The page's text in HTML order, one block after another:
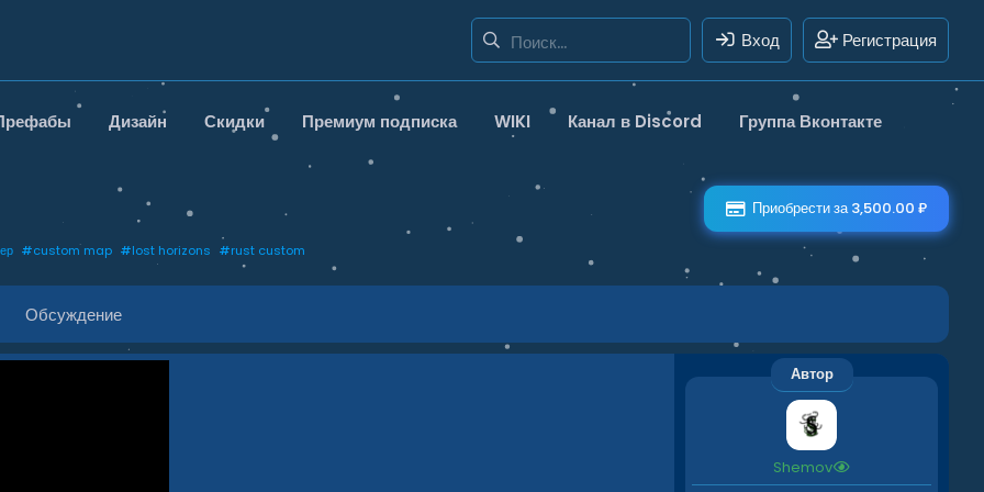
Вход Регистрация
Дизайн Скидки Премиум подписка WIKI Канал в Discord Группа Вконтакте
Приобрести за 3,500.00 ₽
#custom map #lost horizons #rust custom
Обсуждение
Автор
Shemov